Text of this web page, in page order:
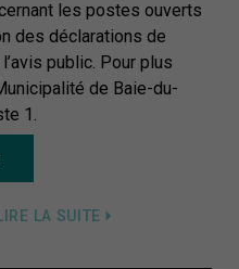
les postes ouverts
des déclarations de
public. Pour plus
de Baie-du-
1.
LIRE LA SUITE